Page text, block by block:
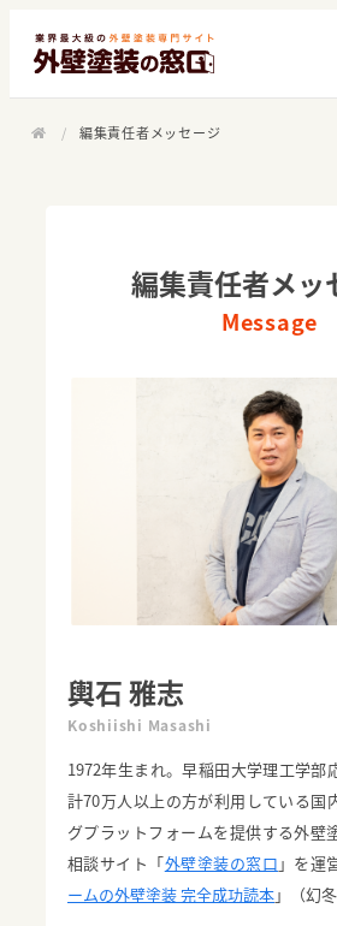
/ 編集責任者メッセージ
編集責任者メッ
Message
輿石 雅志
Koshiishi Masashi
1972年生まれ。早稲田大学理工学部
計70万人以上の方が利用している国
グプラットフォームを提供する外壁
相談サイト「外壁塗装の窓口 」を運
ームの外壁塗装 完全成功読本」（幻